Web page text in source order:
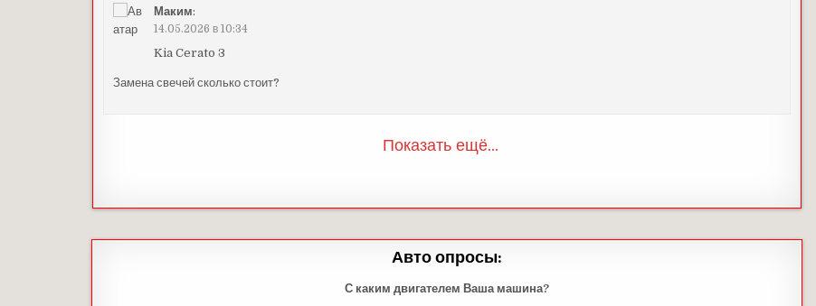
Маким:
14.05.2026 в 10:34
Kia Cerato 3
Замена свечей сколько стоит?
Показать ещё...
Авто опросы:
С каким двигателем Ваша машина?